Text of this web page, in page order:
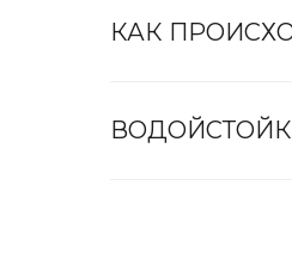
КАК